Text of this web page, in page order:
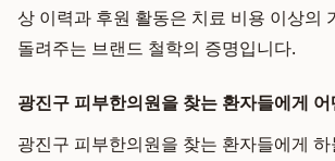
상 이력과 후원 활동은 치료 비용 이상의
돌려주는 브랜드 철학의 증명입니다.
광진구 피부한의원을 찾는 환자들에게
광진구 피부한의원을 찾는 환자들에게